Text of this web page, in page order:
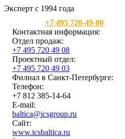
Эксперт с 1994 года
+7 495 720-49-00
Контактная информация:
Отдел продаж:
+7 495 720 49 08
Проектный отдел:
+7 495 720 49 03
Филиал в Санкт-Петербурге:
Телефон:
+7 812 385-14-64
E-mail:
baltica@icsgroup.ru
Сайт:
www.icsbaltica.ru